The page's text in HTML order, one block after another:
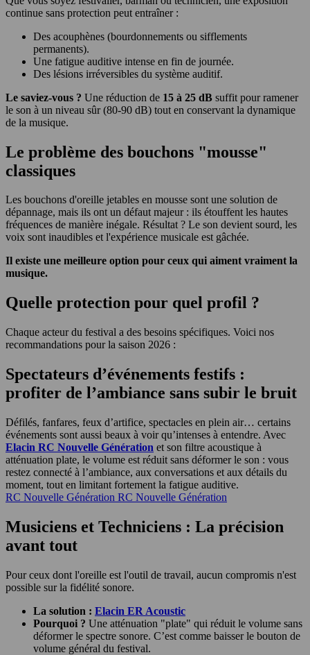
continue sans protection peut entraîner :
Des acouphènes (bourdonnements ou sifflements
permanents).
Une fatigue auditive intense en fin de journée.
Des lésions irréversibles du système auditif.
Le saviez-vous ? Une réduction de 15 à 25 dB suffit pour ramener
le son à un niveau sûr (80-90 dB) tout en conservant la dynamique
de la musique.
Le problème des bouchons "mousse"
classiques
Les bouchons d'oreille jetables en mousse sont une solution de
dépannage, mais ils ont un défaut majeur : ils étouffent les hautes
fréquences de manière inégale. Résultat ? Le son devient sourd, les
voix sont inaudibles et l'expérience musicale est gâchée.
Il existe une meilleure option pour ceux qui aiment vraiment la
musique.
Quelle protection pour quel profil ?
Chaque acteur du festival a des besoins spécifiques. Voici nos
recommandations pour la saison 2026 :
Spectateurs d’événements festifs :
profiter de l’ambiance sans subir le bruit
Défilés, fanfares, feux d’artifice, spectacles en plein air… certains
événements sont aussi beaux à voir qu’intenses à entendre. Avec
Elacin RC Nouvelle Génération et son filtre acoustique à
atténuation plate, le volume est réduit sans déformer le son : vous
restez connecté à l’ambiance, aux conversations et aux détails du
moment, tout en limitant fortement la fatigue auditive.
RC Nouvelle Génération RC Nouvelle Génération
Musiciens et Techniciens : La précision
avant tout
Pour ceux dont l'oreille est l'outil de travail, aucun compromis n'est
possible sur la fidélité sonore.
La solution : Elacin ER Acoustic
Pourquoi ? Une atténuation "plate" qui réduit le volume sans
déformer le spectre sonore. C’est comme baisser le bouton de
volume général du festival.